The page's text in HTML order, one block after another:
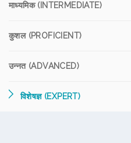
माध्यमिक (INTERMEDIATE)
कुशल (PROFICIENT)
उन्नत (ADVANCED)
विशेषज्ञ (EXPERT)